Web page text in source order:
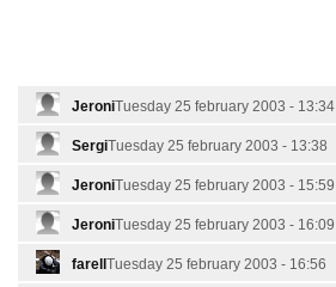
JeroniTuesday 25 february 2003 - 13:34
SergiTuesday 25 february 2003 - 13:38
JeroniTuesday 25 february 2003 - 15:59
JeroniTuesday 25 february 2003 - 16:09
farell Tuesday 25 february 2003 - 16:56